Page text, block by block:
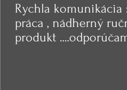
Rychla komunikácia
práca , nádherný
produkt